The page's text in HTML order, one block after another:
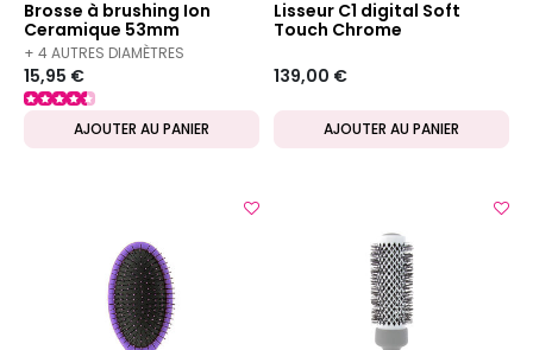
Brosse à brushing Ion
Ceramique 53mm
+ 4 AUTRES DIAMÈTRES
DISPONIBLES
15,95 €
AJOUTER AU PANIER
Lisseur C1 digital Soft
Touch Chrome
139,00 €
AJOUTER AU PANIER